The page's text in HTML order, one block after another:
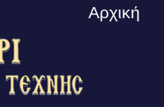
Αρχική